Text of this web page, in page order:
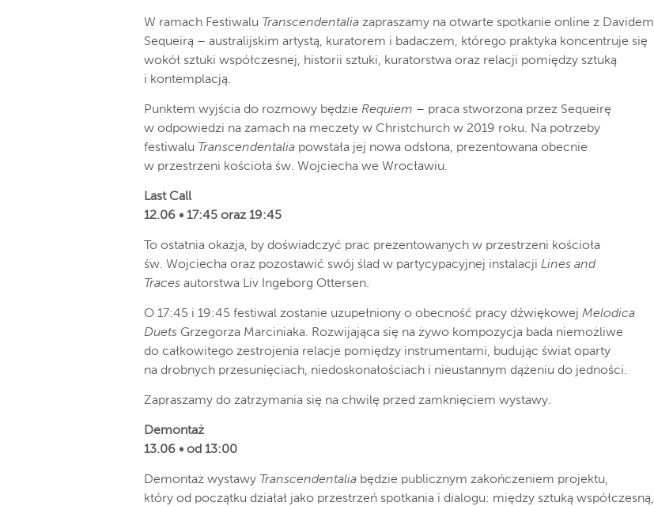
W ramach Festiwalu Transcendentalia zapraszamy na otwarte spotkanie online z Davidem
Sequeirą – australijskim artystą, kuratorem i badaczem, którego praktyka koncentruje się
wokół sztuki współczesnej, historii sztuki, kuratorstwa oraz relacji pomiędzy sztuką
i kontemplacją.
Punktem wyjścia do rozmowy będzie Requiem – praca stworzona przez Sequeirę
w odpowiedzi na zamach na meczety w Christchurch w 2019 roku. Na potrzeby
festiwalu Transcendentalia powstała jej nowa odsłona, prezentowana obecnie
w przestrzeni kościoła św. Wojciecha we Wrocławiu.
Last Call
12.06 • 17:45 oraz 19:45
To ostatnia okazja, by doświadczyć prac prezentowanych w przestrzeni kościoła
św. Wojciecha oraz pozostawić swój ślad w partycypacyjnej instalacji Lines and
Traces autorstwa Liv Ingeborg Ottersen.
O 17:45 i 19:45 festiwal zostanie uzupełniony o obecność pracy dźwiękowej Melodica
Duets Grzegorza Marciniaka. Rozwijająca się na żywo kompozycja bada niemożliwe
do całkowitego zestrojenia relacje pomiędzy instrumentami, budując świat oparty
na drobnych przesunięciach, niedoskonałościach i nieustannym dążeniu do jedności.
Zapraszamy do zatrzymania się na chwilę przed zamknięciem wystawy.
Demontaż
13.06 • od 13:00
Demontaż wystawy Transcendentalia będzie publicznym zakończeniem projektu,
który od początku działał jako przestrzeń spotkania i dialogu: między sztuką współczesną,